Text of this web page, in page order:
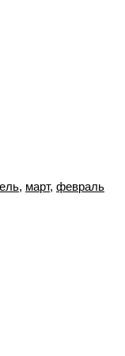
, март, февраль